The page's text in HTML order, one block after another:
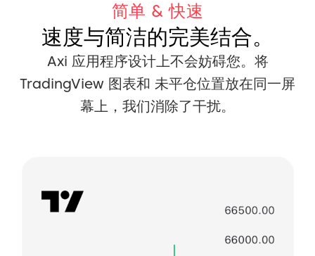
简单 & 快速
速度与简洁的完美结合。
Axi 应用程序设计上不会妨碍您。将
TradingView 图表和 未平仓位置放在同一屏
幕上，我们消除了干扰。